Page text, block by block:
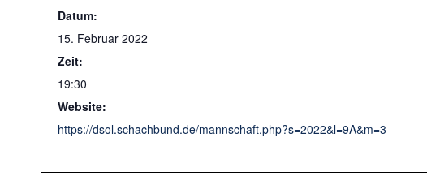
Datum:
15. Februar 2022
Zeit:
19:30
Website:
https://dsol.schachbund.de/mannschaft.php?s=2022&l=9A&m=3